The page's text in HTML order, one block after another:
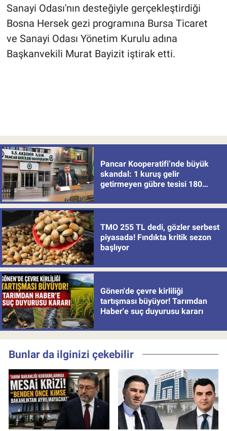
Sanayi Odası'nın desteğiyle gerçekleştirdiği
Bosna Hersek gezi programına Bursa Ticaret
ve Sanayi Odası Yönetim Kurulu adına
Başkanvekili Murat Bayizit iştirak etti.
Pancar Kooperatifi’nde büyük
skandal: 1 kuruş gelir
getirmeyen gübre tesisi 180
TMO 255 TL dedi, gözler serbest
piyasada! Fındıkta kritik sezon
başlıyor
Gönen'de çevre kirliliği
tartışması büyüyor! Tarımdan
Haber'e suç duyurusu kararı
Bunlar da ilginizi çekebilir